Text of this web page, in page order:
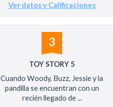
Ver datos y Calificaciones
3
TOY STORY 5
Cuando Woody, Buzz, Jessie y la
pandilla se encuentran con un
recién llegado de ...